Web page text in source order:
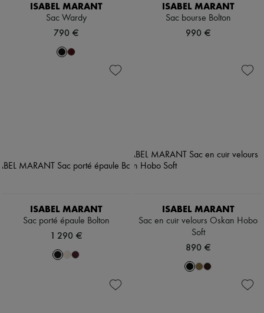
ISABEL MARANT
Sac Wardy
790 €
ISABEL MARANT
Sac bourse Bolton
990 €
ISABEL MARANT
Sac porté épaule Bolton
1 290 €
ISABEL MARANT
Sac en cuir velours Oskan Hobo
Soft
890 €